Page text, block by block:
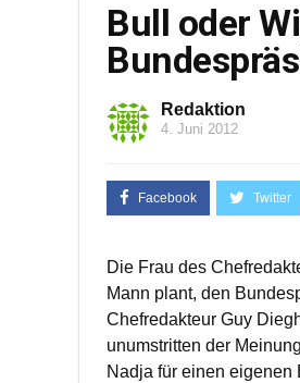
Bull oder
Redaktion
4. Juni 2012
Die Frau des
Mann plant, den
Chefredakteur Guy
unumstritten der
Nadja für einen